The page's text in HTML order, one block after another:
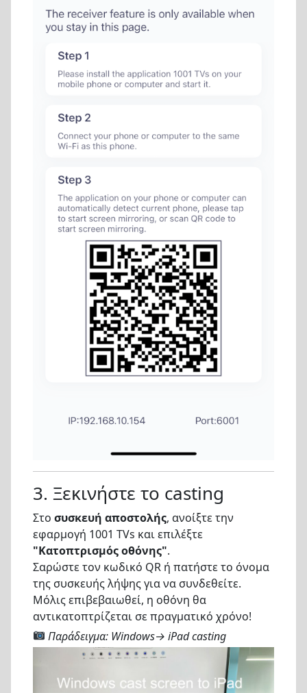
3. Ξεκινήστε το casting
Στο συσκευή αποστολής, ανοίξτε την
εφαρμογή 1001 TVs και επιλέξτε
"Κατοπτρισμός οθόνης".
Σαρώστε τον κωδικό QR ή πατήστε το όνομα
της συσκευής λήψης για να συνδεθείτε.
Μόλις επιβεβαιωθεί, η οθόνη θα
αντικατοπτρίζεται σε πραγματικό χρόνο!
Παράδειγμα: Windows→ iPad casting